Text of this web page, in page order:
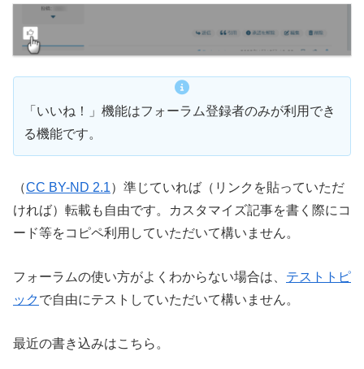
「いいね！」機能はフォーラム登録者のみが利用でき
る機能です。
（CC BY-ND 2.1）準じていれば（リンクを貼っていただ
ければ）転載も自由です。カスタマイズ記事を書く際にコ
ード等をコピペ利用していただいて構いません。
フォーラムの使い方がよくわからない場合は、 テストトピ
ックで自由にテストしていただいて構いません。
最近の書き込みはこちら。